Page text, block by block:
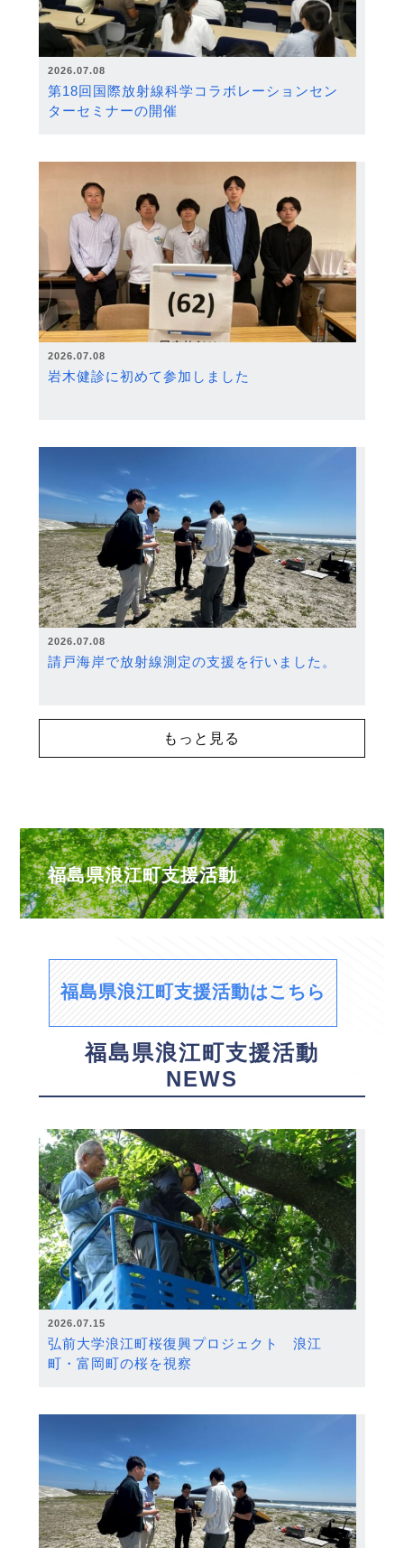
2026.07.08
第18回国際放射線科学コラボレーションセン
ターセミナーの開催
2026.07.08
岩木健診に初めて参加しました
2026.07.08
請戸海岸で放射線測定の支援を行いました。
もっと見る
福島県浪江町支援活動
福島県浪江町支援活動はこちら
福島県浪江町支援活動
NEWS
2026.07.15
弘前大学浪江町桜復興プロジェクト 浪江
町・富岡町の桜を視察